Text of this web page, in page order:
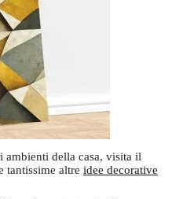
ambienti della casa, visita il
tantissime altre idee decorative